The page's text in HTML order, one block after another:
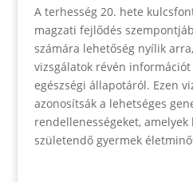
A terhesség 20. hete
magzati fejlődés
számára lehetőség nyílik
vizsgálatok révén
egészségi állapotáról. Ezen
azonosítsák a lehetséges
rendellenességeket,
születendő gyermek